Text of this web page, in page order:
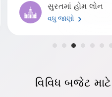
દિલ્હીમાં હોમ લોન
વધુ જાણો
વિવિધ બજેટ